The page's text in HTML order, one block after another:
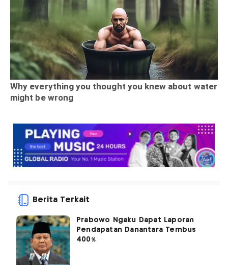
Berita Terkait
Prabowo Ngaku Dapat Laporan
Pendapatan Danantara Tembus
400%